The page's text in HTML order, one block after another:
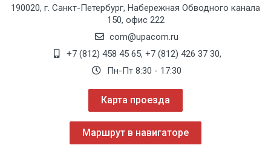
190020, г. Санкт-Петербург, Набережная Обводного канала
150, офис 222
com@upacom.ru
+7 (812) 458 45 65, +7 (812) 426 37 30,
Пн-Пт 8:30 - 17:30
Карта проезда
Маршрут в навигаторе